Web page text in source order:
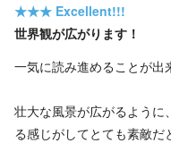
★★★ Excellent!!!
世界観が広がります！
一気に読み進めることが出
壮大な風景が広がるよう
る感じがしてとても素敵だ